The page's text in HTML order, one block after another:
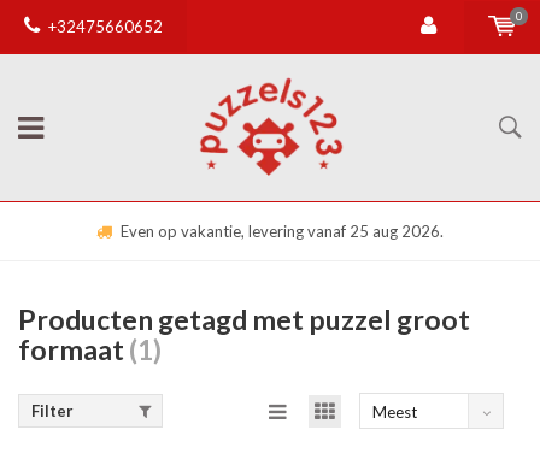
+32475660652
0
Even op vakantie, levering vanaf 25 aug 2026.
Producten getagd met puzzel groot
formaat (1)
Filter
Meest